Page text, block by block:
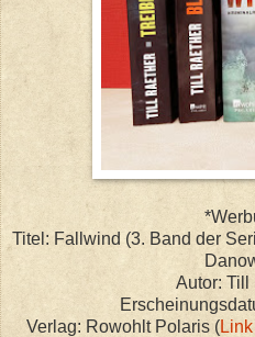
Titel: Fallwind (3. Band der
Autor: Till
Verlag: Rowohlt Polaris (